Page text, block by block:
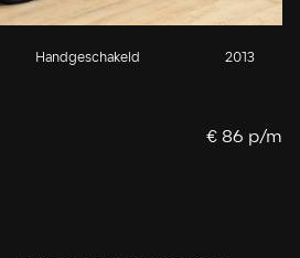
Handgeschakeld 2013
€ 86 p/m